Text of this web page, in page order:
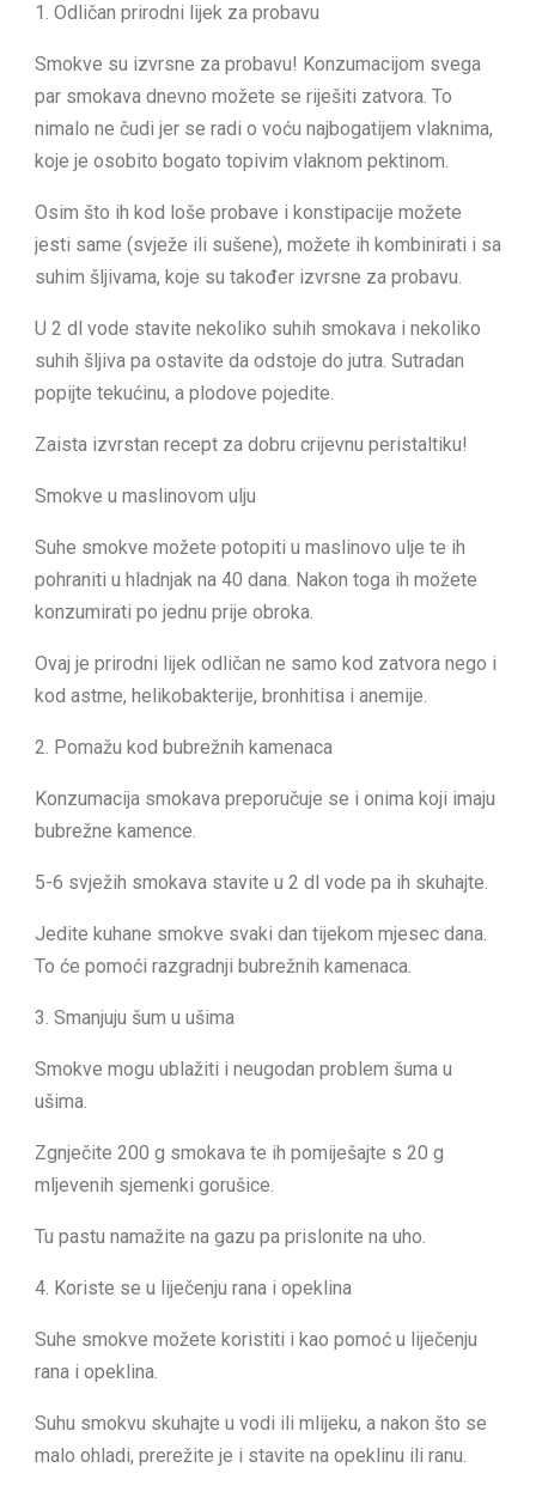
1. Odličan prirodni lijek za probavu
Smokve su izvrsne za probavu! Konzumacijom svega
par smokava dnevno možete se riješiti zatvora. To
nimalo ne čudi jer se radi o voću najbogatijem vlaknima,
koje je osobito bogato topivim vlaknom pektinom.
Osim što ih kod loše probave i konstipacije možete
jesti same (svježe ili sušene), možete ih kombinirati i sa
suhim šljivama, koje su također izvrsne za probavu.
U 2 dl vode stavite nekoliko suhih smokava i nekoliko
suhih šljiva pa ostavite da odstoje do jutra. Sutradan
popijte tekućinu, a plodove pojedite.
Zaista izvrstan recept za dobru crijevnu peristaltiku!
Smokve u maslinovom ulju
Suhe smokve možete potopiti u maslinovo ulje te ih
pohraniti u hladnjak na 40 dana. Nakon toga ih možete
konzumirati po jednu prije obroka.
Ovaj je prirodni lijek odličan ne samo kod zatvora nego i
kod astme, helikobakterije, bronhitisa i anemije.
2. Pomažu kod bubrežnih kamenaca
Konzumacija smokava preporučuje se i onima koji imaju
bubrežne kamence.
5-6 svježih smokava stavite u 2 dl vode pa ih skuhajte.
Jedite kuhane smokve svaki dan tijekom mjesec dana.
To će pomoći razgradnji bubrežnih kamenaca.
3. Smanjuju šum u ušima
Smokve mogu ublažiti i neugodan problem šuma u
ušima.
Zgnječite 200 g smokava te ih pomiješajte s 20 g
mljevenih sjemenki gorušice.
Tu pastu namažite na gazu pa prislonite na uho.
4. Koriste se u liječenju rana i opeklina
Suhe smokve možete koristiti i kao pomoć u liječenju
rana i opeklina.
Suhu smokvu skuhajte u vodi ili mlijeku, a nakon što se
malo ohladi, prerežite je i stavite na opeklinu ili ranu.